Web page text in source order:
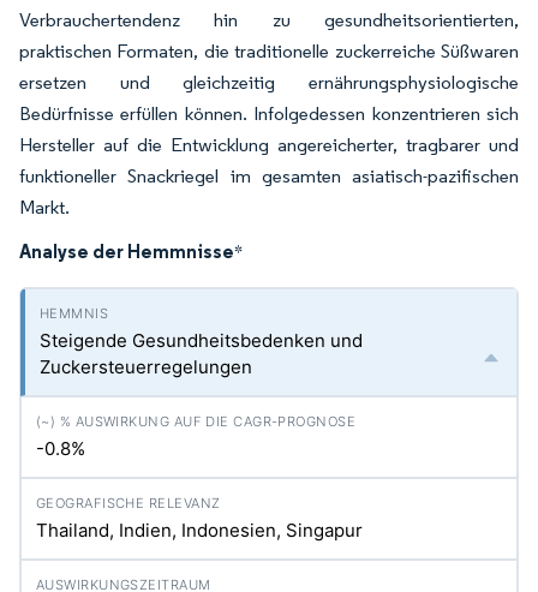
Verbrauchertendenz hin zu gesundheitsorientierten,
praktischen Formaten, die traditionelle zuckerreiche Süßwaren
ersetzen und gleichzeitig ernährungsphysiologische
Bedürfnisse erfüllen können. Infolgedessen konzentrieren sich
Hersteller auf die Entwicklung angereicherter, tragbarer und
funktioneller Snackriegel im gesamten asiatisch-pazifischen
Markt.
Analyse der Hemmnisse*
Steigende Gesundheitsbedenken und
Zuckersteuerregelungen
-0.8%
Thailand, Indien, Indonesien, Singapur